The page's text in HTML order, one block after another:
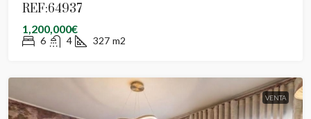
REF:64937
1,200,000€
6 4 327 m2
VENTA